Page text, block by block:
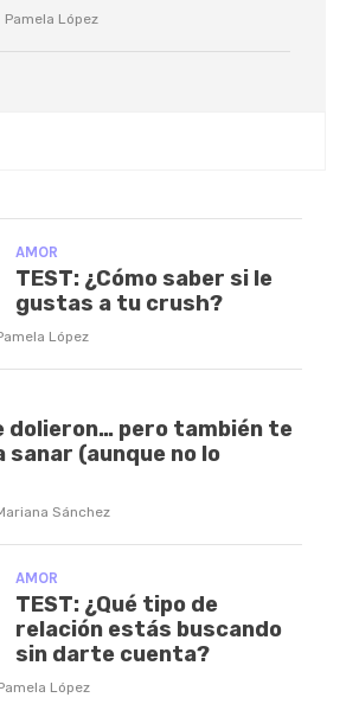
Pamela López
AMOR
TEST: ¿Cómo saber si le
gustas a tu crush?
López
dolieron… pero también te
sanar (aunque no lo
Sánchez
AMOR
TEST: ¿Qué tipo de
relación estás buscando
sin darte cuenta?
López